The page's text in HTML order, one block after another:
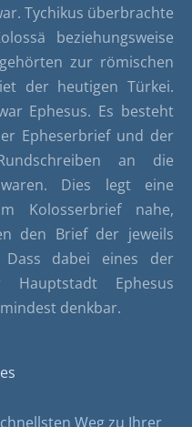
Tychikus überbrachte
beziehungsweise
zur römischen
der heutigen Türkei.
Ephesus. Es besteht
Epheserbrief und der
an die
Dies legt eine
Kolosserbrief nahe,
den Brief der jeweils
Dass dabei eines der
Hauptstadt Ephesus
denkbar.
Weg zu Ihrer